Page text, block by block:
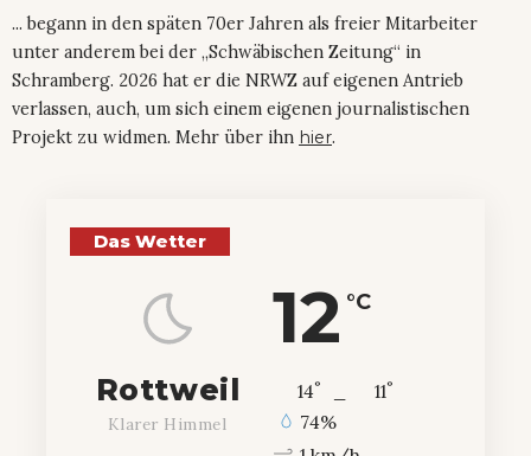
... begann in den späten 70er Jahren als freier Mitarbeiter
unter anderem bei der „Schwäbischen Zeitung“ in
Schramberg. 2026 hat er die NRWZ auf eigenen Antrieb
verlassen, auch, um sich einem eigenen journalistischen
Projekt zu widmen. Mehr über ihn hier.
Das Wetter
12 °C
Rottweil
Klarer Himmel
14° 11°
74%